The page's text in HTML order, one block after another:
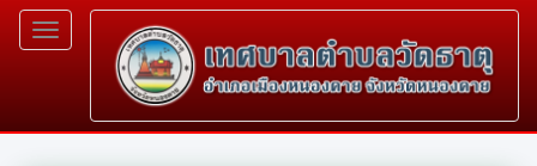
Toggle
navigation